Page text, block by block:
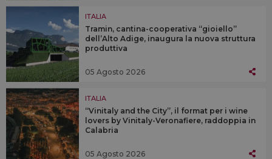
ITALIA
Tramin, cantina-cooperativa “gioiello”
dell’Alto Adige, inaugura la nuova struttura
produttiva
05 Agosto 2026
ITALIA
“Vinitaly and the City”, il format per i wine
lovers by Vinitaly-Veronafiere, raddoppia in
Calabria
05 Agosto 2026